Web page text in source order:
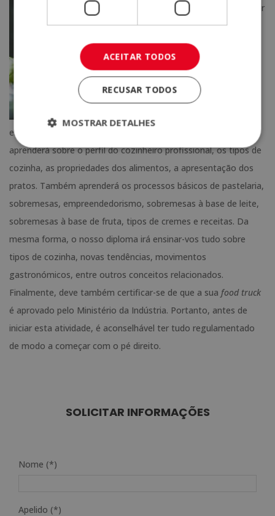
quiser aprender
a montar um
este diploma, além de aprender sobre este sector da moda,
aprenderá sobre o perfil do cozinheiro profissional, os tipos de
cozinha, as propriedades dos alimentos, a apresentação dos
pratos. Também aprenderá os processos básicos de pastelaria,
sobremesas, empreendedorismo, sobremesas à base de leite,
sobremesas à base de fruta, tipos de cremes e receitas. Da
mesma forma, o nosso diploma irá ensinar-vos tudo sobre
tipos de cozinha, novas tendências, movimentos
gastronómicos, entre outros conceitos relacionados.
Finalmente, deve também certificar-se de que a sua food truck
é aprovado pelo Ministério da Indústria. Portanto, antes de
iniciar esta atividade, é aconselhável ter tudo regulamentado
de modo a começar com o pé direito.
SOLICITAR INFORMAÇÕES
Nome (*)
Apelido (*)
ACEITAR TODOS
RECUSAR TODOS
MOSTRAR DETALHES